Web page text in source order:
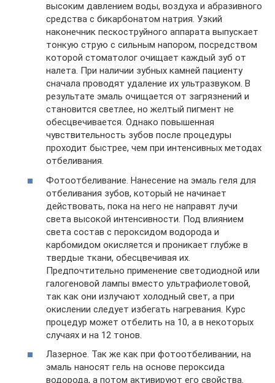
высоким давлением воды, воздуха и абразивного
средства с бикарбонатом натрия. Узкий
наконечник пескоструйного аппарата выпускает
тонкую струю с сильным напором, посредством
которой стоматолог очищает каждый зуб от
налета. При наличии зубных камней пациенту
сначала проводят удаление их ультразвуком. В
результате эмаль очищается от загрязнений и
становится светлее, но желтый пигмент не
обесцвечивается. Однако повышенная
чувствительность зубов после процедуры
проходит быстрее, чем при интенсивных методах
отбеливания.
Фотоотбеливание. Нанесение на эмаль геля для
отбеливания зубов, который не начинает
действовать, пока на него не направят лучи
света высокой интенсивности. Под влиянием
света состав с пероксидом водорода и
карбомидом окисляется и проникает глубже в
твердые ткани, обесцвечивая их.
Предпочтительно применение светодиодной или
галогеновой лампы вместо ультрафиолетовой,
так как они излучают холодный свет, а при
окислении следует избегать нагревания. Курс
процедур может отбелить на 10, а в некоторых
случаях и на 12 тонов.
Лазерное. Так же как при фотоотбеливании, на
эмаль наносят гель на основе пероксида
водорода, а потом активируют его свойства.